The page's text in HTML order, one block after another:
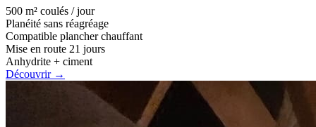
500 m² coulés / jour
Planéité sans réagréage
Compatible plancher chauffant
Mise en route 21 jours
Anhydrite + ciment
Découvrir →